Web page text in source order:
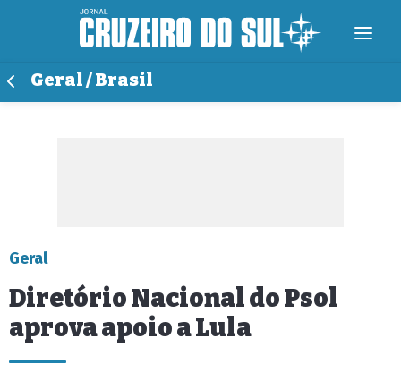
Geral / Brasil
Geral
Diretório Nacional do Psol
aprova apoio a Lula